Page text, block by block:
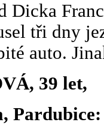
Dicka
tři dny
auto.
39 let,
Pardubice: